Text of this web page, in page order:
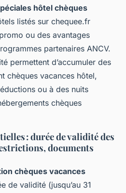
hôtel chèques
listés sur chequee.fr
ou des avantages
partenaires ANCV.
permettent d’accumuler des
chèques vacances hôtel,
ou à des nuits
chèques
: durée de validité des
documents
chèques vacances
de validité (jusqu’au 31